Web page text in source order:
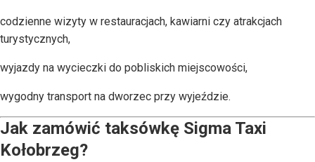
codzienne wizyty w restauracjach, kawiarni czy atrakcjach
turystycznych,
wyjazdy na wycieczki do pobliskich miejscowości,
wygodny transport na dworzec przy wyjeździe.
Jak zamówić taksówkę Sigma Taxi
Kołobrzeg?